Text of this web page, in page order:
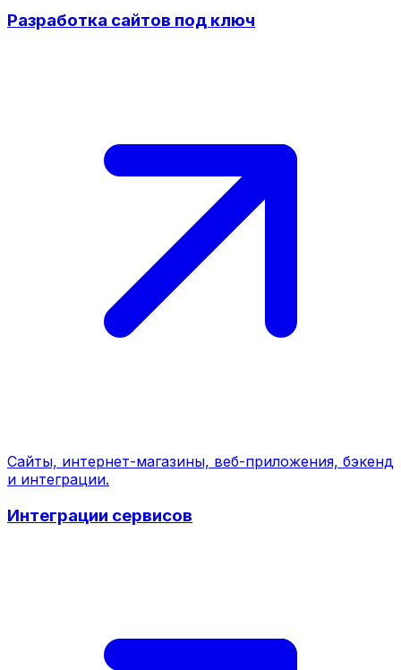
Разработка сайтов под ключ
Сайты, интернет-магазины, веб-приложения, бэкенд
и интеграции.
Интеграции сервисов